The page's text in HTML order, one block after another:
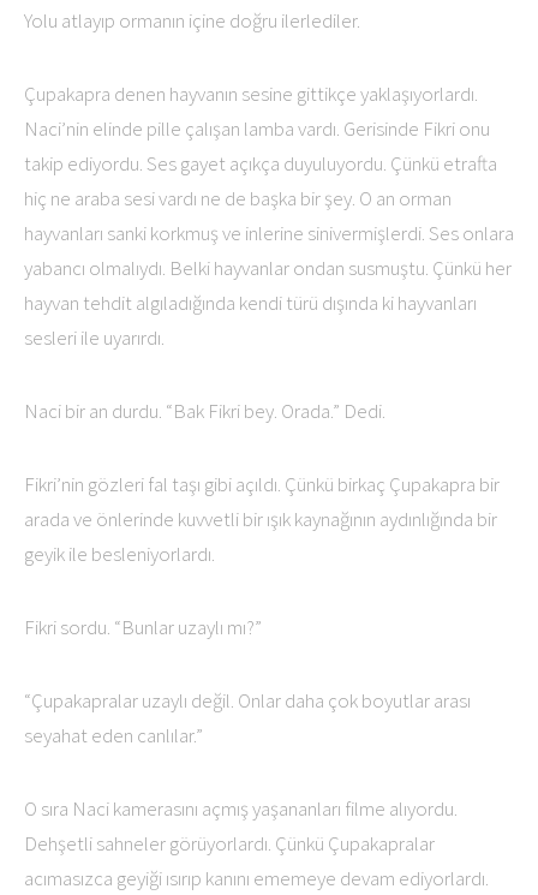
Yolu atlayıp ormanın içine doğru ilerlediler.
Çupakapra denen hayvanın sesine gittikçe yaklaşıyorlardı.
Naci’nin elinde pille çalışan lamba vardı. Gerisinde Fikri onu
takip ediyordu. Ses gayet açıkça duyuluyordu. Çünkü etrafta
hiç ne araba sesi vardı ne de başka bir şey. O an orman
hayvanları sanki korkmuş ve inlerine sinivermişlerdi. Ses onlara
yabancı olmalıydı. Belki hayvanlar ondan susmuştu. Çünkü her
hayvan tehdit algıladığında kendi türü dışında ki hayvanları
sesleri ile uyarırdı.
Naci bir an durdu. “Bak Fikri bey. Orada.” Dedi.
Fikri’nin gözleri fal taşı gibi açıldı. Çünkü birkaç Çupakapra bir
arada ve önlerinde kuvvetli bir ışık kaynağının aydınlığında bir
geyik ile besleniyorlardı.
Fikri sordu. “Bunlar uzaylı mı?”
“Çupakapralar uzaylı değil. Onlar daha çok boyutlar arası
seyahat eden canlılar.”
O sıra Naci kamerasını açmış yaşananları filme alıyordu.
Dehşetli sahneler görüyorlardı. Çünkü Çupakapralar
acımasızca geyiği ısırıp kanını ememeye devam ediyorlardı.